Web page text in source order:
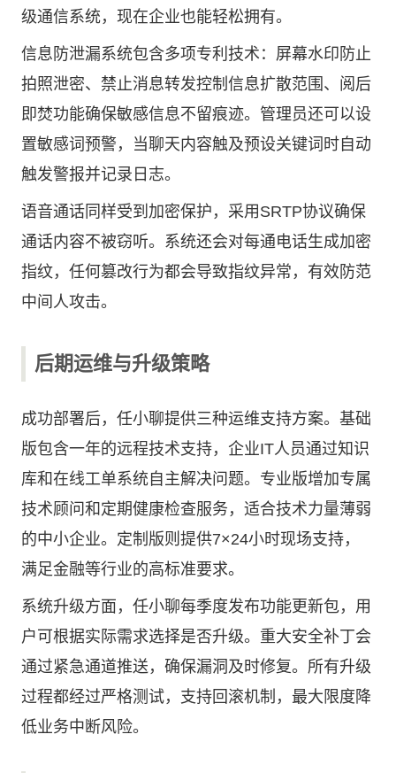
级通信系统，现在企业也能轻松拥有。
信息防泄漏系统包含多项专利技术：屏幕水印防止
拍照泄密、禁止消息转发控制信息扩散范围、阅后
即焚功能确保敏感信息不留痕迹。管理员还可以设
置敏感词预警，当聊天内容触及预设关键词时自动
触发警报并记录日志。
语音通话同样受到加密保护，采用SRTP协议确保
通话内容不被窃听。系统还会对每通电话生成加密
指纹，任何篡改行为都会导致指纹异常，有效防范
中间人攻击。
后期运维与升级策略
成功部署后，任小聊提供三种运维支持方案。基础
版包含一年的远程技术支持，企业IT人员通过知识
库和在线工单系统自主解决问题。专业版增加专属
技术顾问和定期健康检查服务，适合技术力量薄弱
的中小企业。定制版则提供7×24小时现场支持，
满足金融等行业的高标准要求。
系统升级方面，任小聊每季度发布功能更新包，用
户可根据实际需求选择是否升级。重大安全补丁会
通过紧急通道推送，确保漏洞及时修复。所有升级
过程都经过严格测试，支持回滚机制，最大限度降
低业务中断风险。